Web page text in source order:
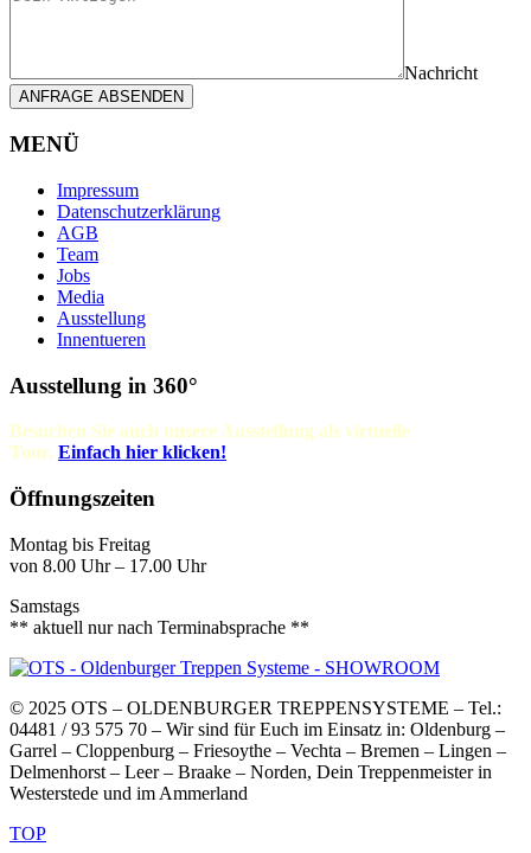
Nachricht
ANFRAGE ABSENDEN
MENÜ
Impressum
Datenschutzerklärung
AGB
Team
Jobs
Media
Ausstellung
Innentueren
Ausstellung in 360°
Besuchen Sie auch unsere Ausstellung als virtuelle
Tour. Einfach hier klicken!
Öffnungszeiten
Montag bis Freitag
von 8.00 Uhr – 17.00 Uhr
Samstags
** aktuell nur nach Terminabsprache **
© 2025 OTS – OLDENBURGER TREPPENSYSTEME – Tel.:
04481 / 93 575 70 – Wir sind für Euch im Einsatz in: Oldenburg –
Garrel – Cloppenburg – Friesoythe – Vechta – Bremen – Lingen –
Delmenhorst – Leer – Braake – Norden, Dein Treppenmeister in
Westerstede und im Ammerland
TOP